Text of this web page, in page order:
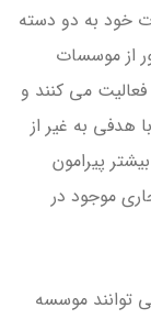
خود به دو دسته
از موسسات
می کنند و
هدفی به غیر از
پیرامون
موجود در
توانند موسسه